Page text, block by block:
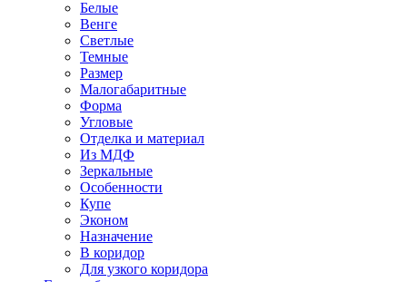
Белые
Венге
Светлые
Темные
Размер
Малогабаритные
Форма
Угловые
Отделка и материал
Из МДФ
Зеркальные
Особенности
Купе
Эконом
Назначение
В коридор
Для узкого коридора